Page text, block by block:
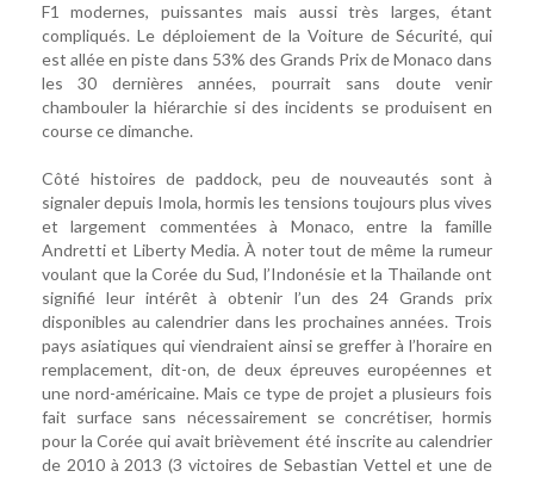
F1 modernes, puissantes mais aussi très larges, étant
compliqués. Le déploiement de la Voiture de Sécurité, qui
est allée en piste dans 53% des Grands Prix de Monaco dans
les 30 dernières années, pourrait sans doute venir
chambouler la hiérarchie si des incidents se produisent en
course ce dimanche.
Côté histoires de paddock, peu de nouveautés sont à
signaler depuis Imola, hormis les tensions toujours plus vives
et largement commentées à Monaco, entre la famille
Andretti et Liberty Media. À noter tout de même la rumeur
voulant que la Corée du Sud, l’Indonésie et la Thaïlande ont
signifié leur intérêt à obtenir l’un des 24 Grands prix
disponibles au calendrier dans les prochaines années. Trois
pays asiatiques qui viendraient ainsi se greffer à l’horaire en
remplacement, dit-on, de deux épreuves européennes et
une nord-américaine. Mais ce type de projet a plusieurs fois
fait surface sans nécessairement se concrétiser, hormis
pour la Corée qui avait brièvement été inscrite au calendrier
de 2010 à 2013 (3 victoires de Sebastian Vettel et une de